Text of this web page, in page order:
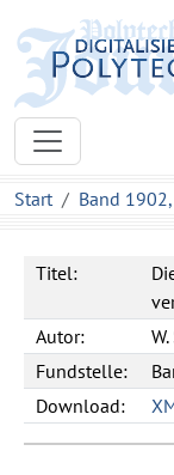
Start Band
Titel:
Autor:
Fundstelle:
Download: